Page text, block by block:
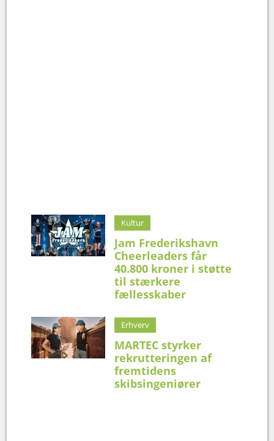
Kultur
Jam Frederikshavn
Cheerleaders får
40.800 kroner i støtte
til stærkere
fællesskaber
Erhverv
MARTEC styrker
rekrutteringen af
fremtidens
skibsingeniører